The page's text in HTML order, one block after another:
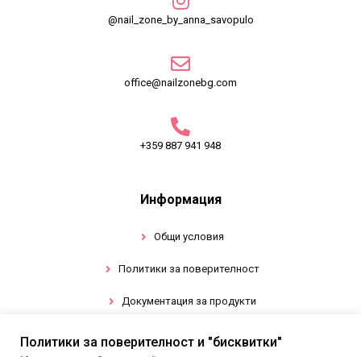
@nail_zone_by_anna_savopulo
office@nailzonebg.com
+359 887 941 948
Информация
Общи условия
Политики за поверителност
Документация за продукти
Промоции
Политики за поверителност и "бисквитки"